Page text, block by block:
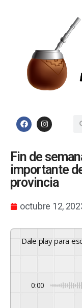
Fin de
importante
provincia
octubre 12,
Dale play para
0:00